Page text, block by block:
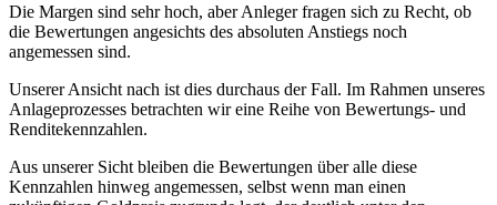
Die Margen sind sehr hoch, aber Anleger fragen sich zu Recht, ob
die Bewertungen angesichts des absoluten Anstiegs noch
angemessen sind.
Unserer Ansicht nach ist dies durchaus der Fall. Im Rahmen unseres
Anlageprozesses betrachten wir eine Reihe von Bewertungs- und
Renditekennzahlen.
Aus unserer Sicht bleiben die Bewertungen über alle diese
Kennzahlen hinweg angemessen, selbst wenn man einen